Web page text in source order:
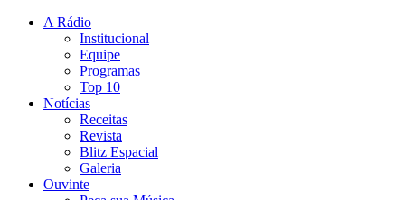
A Rádio
Institucional
Equipe
Programas
Top 10
Notícias
Receitas
Revista
Blitz Espacial
Galeria
Ouvinte